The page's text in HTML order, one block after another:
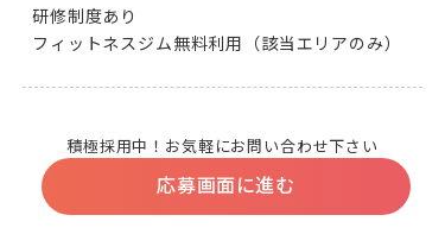
研修制度あり
フィットネスジム無料利用（該当エリアのみ）
積極採用中！お気軽にお問い合わせ下さい
応募画面に進む